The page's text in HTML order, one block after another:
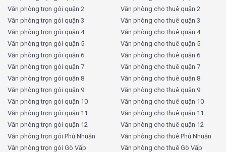
Văn phòng trọn gói quận 2
Văn phòng trọn gói quận 3
Văn phòng trọn gói quận 4
Văn phòng trọn gói quận 5
Văn phòng trọn gói quận 6
Văn phòng trọn gói quận 7
Văn phòng trọn gói quận 8
Văn phòng trọn gói quận 9
Văn phòng trọn gói quận 10
Văn phòng trọn gói quận 11
Văn phòng trọn gói quận 12
Văn phòng trọn gói Phú Nhuận
Văn phòng trọn gói Gò Vấp
Văn phòng cho thuê quận 2
Văn phòng cho thuê quận 3
Văn phòng cho thuê quận 4
Văn phòng cho thuê quận 5
Văn phòng cho thuê quận 6
Văn phòng cho thuê quận 7
Văn phòng cho thuê quận 8
Văn phòng cho thuê quận 9
Văn phòng cho thuê quận 10
Văn phòng cho thuê quận 11
Văn phòng cho thuê quận 12
Văn phòng cho thuê Phú Nhuận
Văn phòng cho thuê Gò Vấp